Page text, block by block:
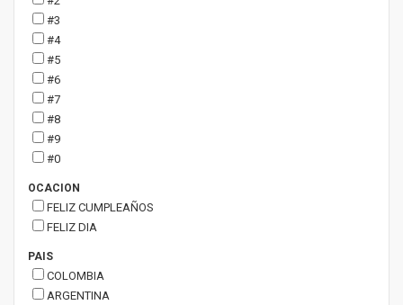
#3
#4
#5
#6
#7
#8
#9
#0
OCACION
FELIZ CUMPLEAÑOS
FELIZ DIA
PAIS
COLOMBIA
ARGENTINA